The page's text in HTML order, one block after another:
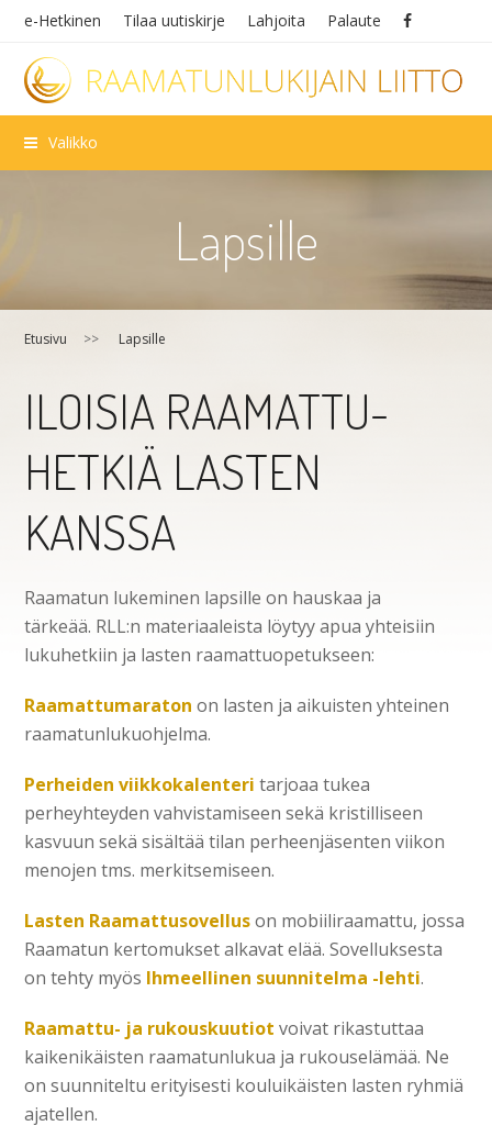
e-Hetkinen Tilaa uutiskirje Lahjoita Palaute
Valikko
Lap­sil­le
Etusivu >> Lap­sil­le
ILOISIA RAAMATTU­­
HETKIÄ LASTEN
KANSSA
Raamatun lukeminen lapsille on hauskaa ja
tärkeää. RLL:n materiaaleista löytyy apua yhteisiin
lukuhetkiin ja lasten raamattuopetukseen:
Raamattumaratonon lasten ja aikuisten yhteinen
raamatunlukuohjelma.
Perheiden viikkokalenteri tarjoaa tukea
perheyhteyden vahvistamiseen sekä kristilliseen
kasvuun sekä sisältää tilan perheenjäsenten viikon
menojen tms. merkitsemiseen.
Lasten Raamattusovelluson mobiiliraamattu, jossa
Raamatun kertomukset alkavat elää. Sovelluksesta
on tehty myös Ihmeellinen suunnitelma -lehti.
Raamattu- ja rukouskuutiot voivat rikastuttaa
kaikenikäisten raamatunlukua ja rukouselämää. Ne
on suunniteltu erityisesti kouluikäisten lasten ryhmiä
ajatellen.